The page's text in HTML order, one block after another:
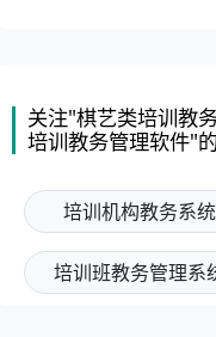
关注"棋艺类培训教
培训教务管理软件"
培训机构教务系统
培训班教务管理系